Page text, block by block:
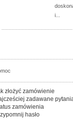
i...
złożyć zamówienie
zadawane
zamówienia
hasło